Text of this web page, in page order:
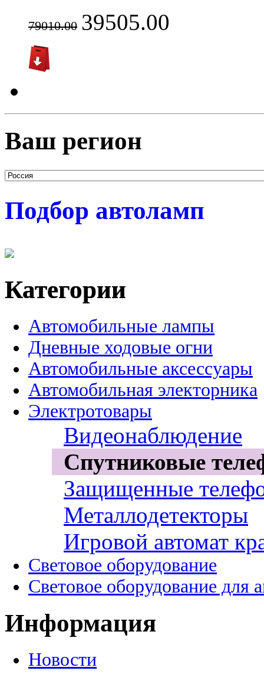
79010.00 39505.00
Ваш регион
Подбор автоламп
Категории
Автомобильные лампы
Дневные ходовые огни
Автомобильные аксессуары
Автомобильная электорника
Электротовары
Видеонаблюдение
Спутниковые
Защищенные
Металлодетекторы
Игровой автомат
Световое оборудование
Световое оборудование для
Информация
Новости